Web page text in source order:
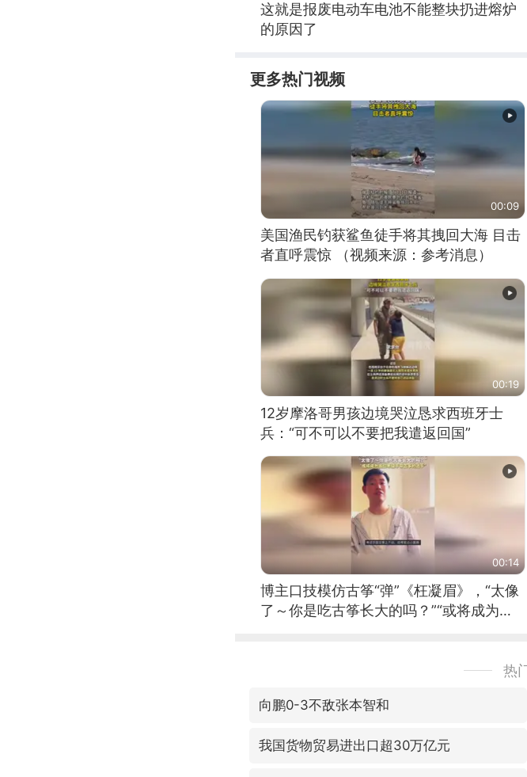
这就是报废电动车电池不能整块扔进熔炉
的原因了
更多热门视频
00:09
美国渔民钓获鲨鱼徒手将其拽回大海 目击
者直呼震惊 （视频来源：参考消息）
00:19
12岁摩洛哥男孩边境哭泣恳求西班牙士
兵：“可不可以不要把我遣返回国”
00:14
博主口技模仿古筝“弹”《枉凝眉》，“太像
了～你是吃古筝长大的吗？”“或将成为首
热
向鹏0-3不敌张本智和
我国货物贸易进出口超30万亿元